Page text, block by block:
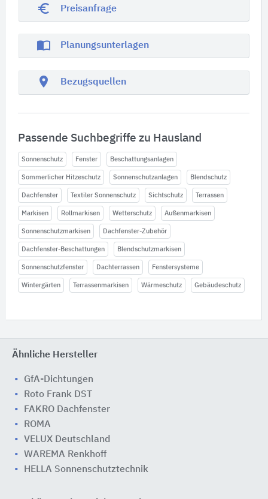
euro_symbol Preisanfrage
import_contacts Planungsunterlagen
location_on Bezugsquellen
Passende Suchbegriffe zu Hausland
Sonnenschutz Fenster Beschattungsanlagen
Sommerlicher Hitzeschutz Sonnenschutzanlagen Blendschutz
Dachfenster Textiler Sonnenschutz Sichtschutz Terrassen
Markisen Rollmarkisen Wetterschutz Außenmarkisen
Sonnenschutzmarkisen Dachfenster-Zubehör
Dachfenster-Beschattungen Blendschutzmarkisen
Sonnenschutzfenster Dachterrassen Fenstersysteme
Wintergärten Terrassenmarkisen Wärmeschutz Gebäudeschutz
Ähnliche Hersteller
GfA-Dichtungen
Roto Frank DST
FAKRO Dachfenster
ROMA
VELUX Deutschland
WAREMA Renkhoff
HELLA Sonnenschutztechnik